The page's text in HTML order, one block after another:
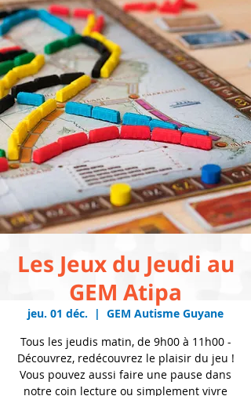
Les Jeux du Jeudi au
GEM Atipa
jeu. 01 déc.
  |
GEM Autisme Guyane
Tous les jeudis matin, de 9h00 à 11h00 -
Découvrez, redécouvrez le plaisir du jeu !
Vous pouvez aussi faire une pause dans
notre coin lecture ou simplement vivre